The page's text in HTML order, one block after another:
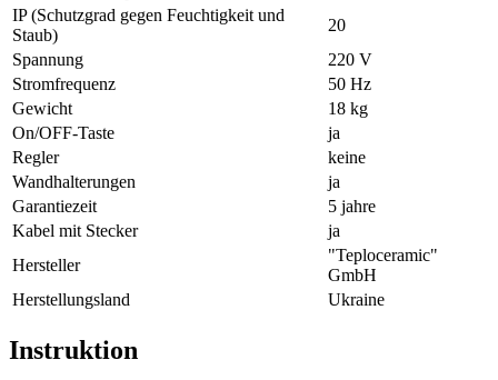
IP (Schutzgrad gegen Feuchtigkeit und
Staub)
20
Spannung
220 V
Stromfrequenz
50 Hz
Gewicht
18 kg
On/OFF-Taste
ja
Regler
keine
Wandhalterungen
ja
Garantiezeit
5 jahre
Kabel mit Stecker
ja
Hersteller
"Teploceramic"
GmbH
Herstellungsland
Ukraine
Instruktion